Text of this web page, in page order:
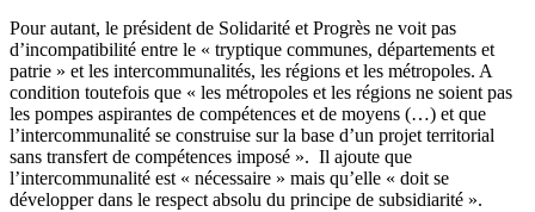
Pour autant, le président de Solidarité et Progrès ne voit pas
d’incompatibilité entre le « tryptique communes, départements et
patrie » et les intercommunalités, les régions et les métropoles. A
condition toutefois que « les métropoles et les régions ne soient pas
les pompes aspirantes de compétences et de moyens (…) et que
l’intercommunalité se construise sur la base d’un projet territorial
sans transfert de compétences imposé ». Il ajoute que
l’intercommunalité est « nécessaire » mais qu’elle « doit se
développer dans le respect absolu du principe de subsidiarité ».